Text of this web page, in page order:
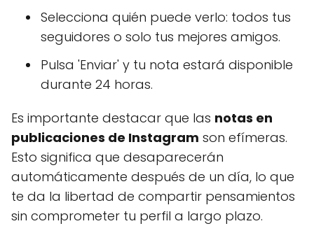
Selecciona quién puede verlo: todos tus
seguidores o solo tus mejores amigos.
Pulsa 'Enviar' y tu nota estará disponible
durante 24 horas.
Es importante destacar que las notas en
publicaciones de Instagram son efímeras.
Esto significa que desaparecerán
automáticamente después de un día, lo que
te da la libertad de compartir pensamientos
sin comprometer tu perfil a largo plazo.